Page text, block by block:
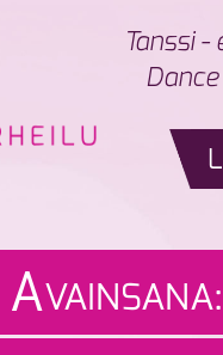
Tanssi
AVAINSANA: